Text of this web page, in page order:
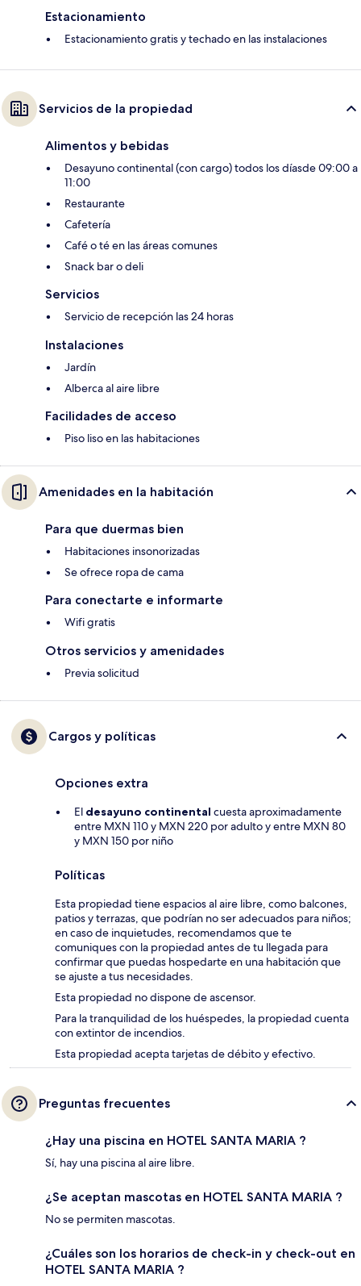
Estacionamiento
Estacionamiento gratis y techado en las instalaciones
Servicios de la propiedad
Alimentos y bebidas
Desayuno continental (con cargo) todos los díasde 09:00 a
11:00
Restaurante
Cafetería
Café o té en las áreas comunes
Snack bar o deli
Servicios
Servicio de recepción las 24 horas
Instalaciones
Jardín
Alberca al aire libre
Facilidades de acceso
Piso liso en las habitaciones
Amenidades en la habitación
Para que duermas bien
Habitaciones insonorizadas
Se ofrece ropa de cama
Para conectarte e informarte
Wifi gratis
Otros servicios y amenidades
Previa solicitud
Cargos y políticas
Opciones extra
El desayuno continental cuesta aproximadamente
entre MXN 110 y MXN 220 por adulto y entre MXN 80
y MXN 150 por niño
Políticas
Esta propiedad tiene espacios al aire libre, como balcones,
patios y terrazas, que podrían no ser adecuados para niños;
en caso de inquietudes, recomendamos que te
comuniques con la propiedad antes de tu llegada para
confirmar que puedas hospedarte en una habitación que
se ajuste a tus necesidades.
Esta propiedad no dispone de ascensor.
Para la tranquilidad de los huéspedes, la propiedad cuenta
con extintor de incendios.
Esta propiedad acepta tarjetas de débito y efectivo.
Preguntas frecuentes
¿Hay una piscina en HOTEL SANTA MARIA ?
Sí, hay una piscina al aire libre.
¿Se aceptan mascotas en HOTEL SANTA MARIA ?
No se permiten mascotas.
¿Cuáles son los horarios de check-in y check-out en
HOTEL SANTA MARIA ?